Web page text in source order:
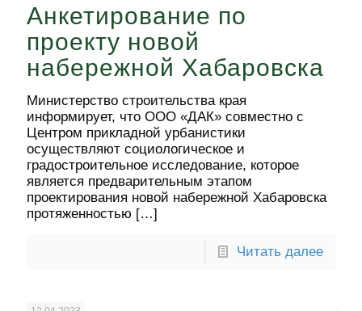
Анкетирование по
проекту новой
набережной Хабаровска
Министерство строительства края
информирует, что ООО «ДАК» совместно с
Центром прикладной урбанистики
осуществляют социологическое и
градостроительное исследование, которое
является предварительным этапом
проектирования новой набережной Хабаровска
протяженностью […]
Читать далее